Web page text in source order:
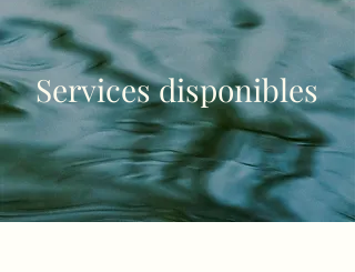
Services disponibles